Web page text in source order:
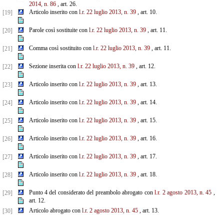
2014, n. 86, art. 26.
[19]
Articolo inserito con l.r. 22 luglio 2013, n. 39, art. 10.
[20] Parole così sostituite con l.r. 22 luglio 2013, n. 39, art. 11.
[21] Comma così sostituito con l.r. 22 luglio 2013, n. 39, art. 11.
[22] Sezione inserita con l.r. 22 luglio 2013, n. 39, art. 12.
[23] Articolo inserito con l.r. 22 luglio 2013, n. 39, art. 13.
[24] Articolo inserito con l.r. 22 luglio 2013, n. 39, art. 14.
[25] Articolo inserito con l.r. 22 luglio 2013, n. 39, art. 15.
[26] Articolo inserito con l.r. 22 luglio 2013, n. 39, art. 16.
[27] Articolo inserito con l.r. 22 luglio 2013, n. 39, art. 17.
[28] Articolo inserito con l.r. 22 luglio 2013, n. 39, art. 18.
[29] Punto 4 del considerato del preambolo abrogato conl.r. 2 agosto 2013, n. 45 ,
art. 12.
[30]
Articolo abrogato con l.r. 2 agosto 2013, n. 45, art. 13.